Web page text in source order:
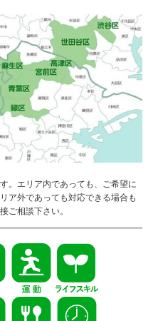
。エリア内であっても、ご希望に
ア外であっても対応できる場合も
ご相談下さい。